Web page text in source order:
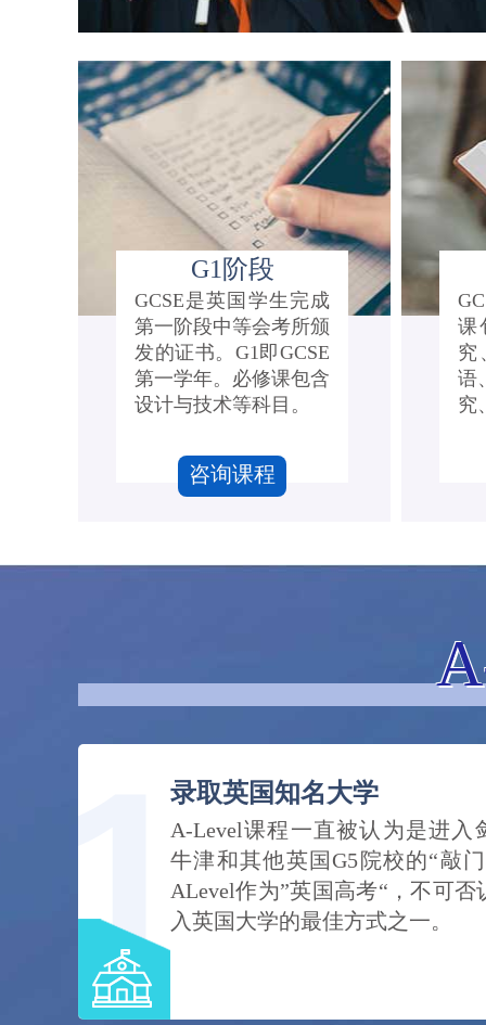
G1阶段
GCSE是英国学生完成
第一阶段中等会考所颁
发的证书。G1即GCSE
第一学年。必修课包含
设计与技术等科目。
咨询课程
课
究
语
究
录取英国知名大学
A-Level课程一直被认为是进入
牛津和其他英国G5院校的“敲
ALevel作为”英国高考“，不可否
入英国大学的最佳方式之一。